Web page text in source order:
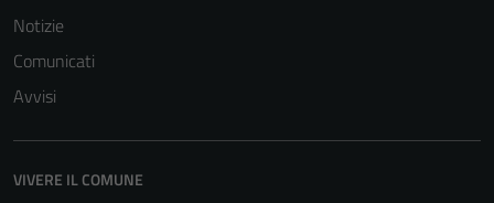
Notizie
Comunicati
Avvisi
VIVERE IL COMUNE